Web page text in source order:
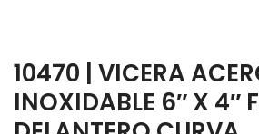
10470 | VICERA
INOXIDABLE 6″ X 4″